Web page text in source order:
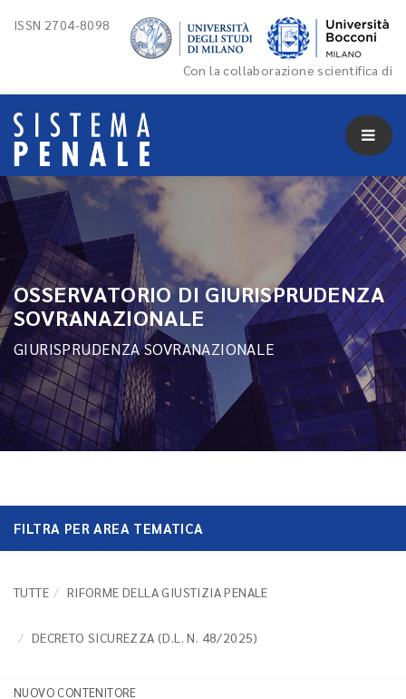
ISSN 2704-8098
Con la collaborazione scientifica di
OSSERVATORIO DI GIURISPRUDENZA
SOVRANAZIONALE
GIURISPRUDENZA SOVRANAZIONALE
FILTRA PER AREA TEMATICA
TUTTE RIFORME DELLA GIUSTIZIA PENALE
DECRETO SICUREZZA (D.L. N. 48/2025)
NUOVO CONTENITORE